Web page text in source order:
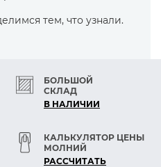
тем, что узнали.
БОЛЬШОЙ
СКЛАД
В НАЛИЧИИ
КАЛЬКУЛЯТОР ЦЕНЫ
МОЛНИЙ
РАСCЧИТАТЬ